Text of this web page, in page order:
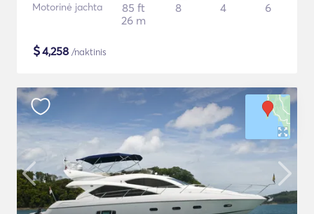
Motorinė jachta
85 ft
26 m
8 4 6
$4,258 /naktinis